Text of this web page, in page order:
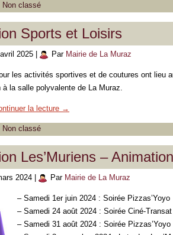
Non classé
Sports et Loisirs
2025 Par Mairie de La Muraz
les activités sportives et de coutures ont lieu
à la salle polyvalente de La Muraz.
la lecture →
Non classé
Les’Muriens –
2024 Par Mairie de La Muraz
– Samedi 1er juin 2024 : Soirée Pizzas’Yoyo
– Samedi 24 août 2024 : Soirée Ciné-Transat
– Samedi 31 août 2024 : Soirée Pizzas’Yoyo